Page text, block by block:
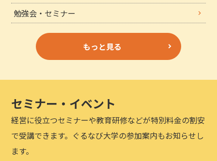
勉強会・セミナー
もっと見る
セミナー・イベント
経営に役立つセミナーや教育研修などが特別料金の割安
で受講できます。ぐるなび大学の参加案内もお知らせし
ます。